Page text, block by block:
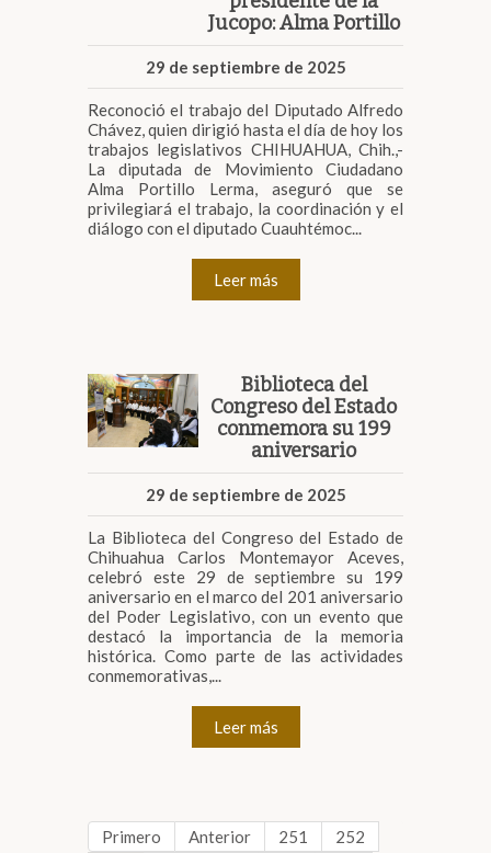
Jucopo: Alma Portillo
29 de septiembre de 2025
Reconoció el trabajo del Diputado Alfredo
Chávez, quien dirigió hasta el día de hoy los
trabajos legislativos CHIHUAHUA, Chih.,-
La diputada de Movimiento Ciudadano
Alma Portillo Lerma, aseguró que se
privilegiará el trabajo, la coordinación y el
diálogo con el diputado Cuauhtémoc...
Leer más
Biblioteca del
Congreso del Estado
conmemora su 199
aniversario
29 de septiembre de 2025
La Biblioteca del Congreso del Estado de
Chihuahua Carlos Montemayor Aceves,
celebró este 29 de septiembre su 199
aniversario en el marco del 201 aniversario
del Poder Legislativo, con un evento que
destacó la importancia de la memoria
histórica. Como parte de las actividades
conmemorativas,...
Leer más
Primero Anterior 251
252